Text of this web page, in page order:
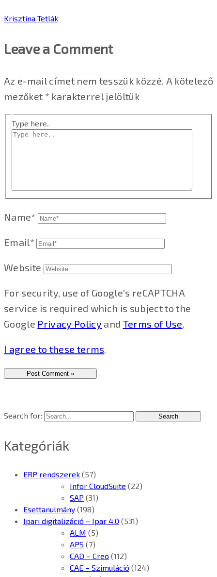
Krisztina Tetlák
Leave a Comment
Az e-mail címet nem tesszük közzé. A kötelező
mezőket * karakterrel jelöltük
Type here..
Name*
Email*
Website
For security, use of Google's reCAPTCHA
service is required which is subject to the
Google Privacy Policy and Terms of Use.
I agree to these terms.
Search for:
Kategóriák
ERP rendszerek (57)
Infor CloudSuite (22)
SAP (31)
Esettanulmány (198)
Ipari digitalizáció – Ipar 4.0 (531)
ALM (5)
APS (7)
CAD – Creo (112)
CAE – Szimuláció (124)